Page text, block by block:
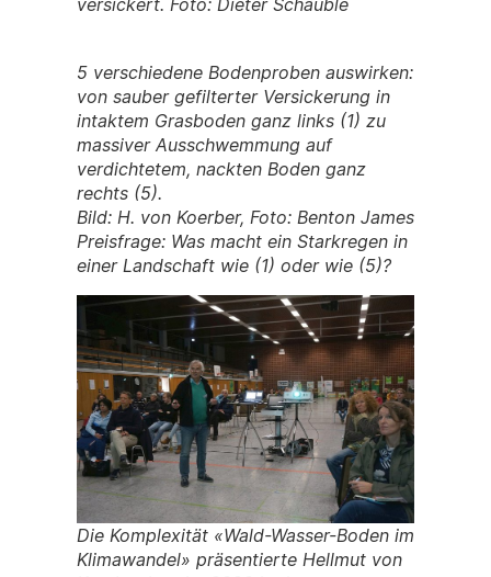
versickert. Foto: Dieter Schäuble
5 verschiedene Bodenproben auswirken:
von sauber gefilterter Versickerung in
intaktem Grasboden ganz links (1) zu
massiver Ausschwemmung auf
verdichtetem, nackten Boden ganz
rechts (5).
Bild: H. von Koerber, Foto: Benton James
Preisfrage: Was macht ein Starkregen in
einer Landschaft wie (1) oder wie (5)?
Die Komplexität «Wald-Wasser-Boden im
Klimawandel» präsentierte Hellmut von